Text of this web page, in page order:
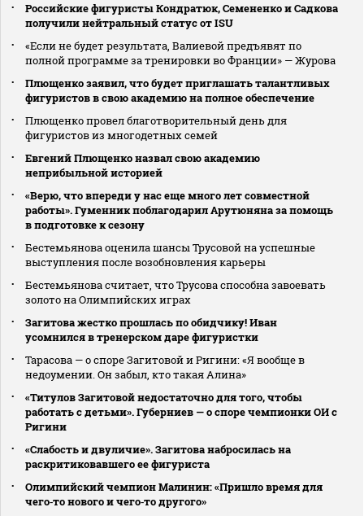
Российские фигуристы Кондратюк, Семененко и Садкова
получили нейтральный статус от ISU
«Если не будет результата, Валиевой предъявят по
полной программе за тренировки во Франции» — Журова
Плющенко заявил, что будет приглашать талантливых
фигуристов в свою академию на полное обеспечение
Плющенко провел благотворительный день для
фигуристов из многодетных семей
Евгений Плющенко назвал свою академию
неприбыльной историей
«Верю, что впереди у нас еще много лет совместной
работы». Гуменник поблагодарил Арутюняна за помощь
в подготовке к сезону
Бестемьянова оценила шансы Трусовой на успешные
выступления после возобновления карьеры
Бестемьянова считает, что Трусова способна завоевать
золото на Олимпийских играх
Загитова жестко прошлась по обидчику! Иван
усомнился в тренерском даре фигуристки
Тарасова — о споре Загитовой и Ригини: «Я вообще в
недоумении. Он забыл, кто такая Алина»
«Титулов Загитовой недостаточно для того, чтобы
работать с детьми». Губерниев — о споре чемпионки ОИ с
Ригини
«Слабость и двуличие». Загитова набросилась на
раскритиковавшего ее фигуриста
Олимпийский чемпион Малинин: «Пришло время для
чего‑то нового и чего‑то другого»